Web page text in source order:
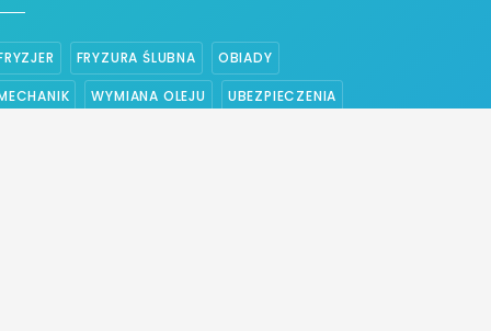
FRYZURA ŚLUBNA OBIADY
WYMIANA OLEJU UBEZPIECZENIA